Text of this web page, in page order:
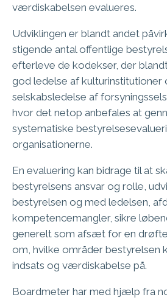
værdiskabelsen evalueres.
Udviklingen er blandt andet
stigende antal offentlige
efterleve de kodekser, der
god ledelse af kulturinstitutioner
selskabsledelse af
hvor det netop anbefales at
systematiske
organisationerne.
En evaluering kan bidrage til at
bestyrelsens ansvar og rolle,
bestyrelsen og med ledelsen,
kompetencemangler, sikre
generelt som afsæt for en
om, hvilke områder bestyrelsen
indsats og værdiskabelse på.
Boardmeter har med hjælp fra